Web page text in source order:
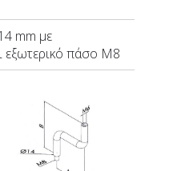
mm με
εξωτερικό πάσο Μ8